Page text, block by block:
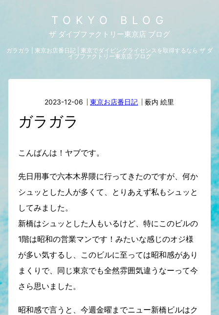
TOKYO BLOG
ザ ダイブファクトリー東京店 ブログ
ガラガラ | 東京お店番日記 | 東京でダイビングライセンスを取得するなら ザ ダ
イブファクトリー東京店 ブログ
2023-12-06 東京お店番日記 薮内 絵里
ガラガラ
こんばんは！ヤブです。
先日用事で六本木界隈に行ってきたのですが、何か
シュッとした人が多くて、とりあえず私もシュッと
してみました。
新橋はシュッとした人もいるけど、特にこのビルの
1階は昭和の営業マンです！みたいな感じのオジ様
が多い気するし、このビルに至っては昭和感があり
まくりで、同じ東京でも全然雰囲気違うなーって今
さら思いました。
昭和感で言うと、今週金曜までニュー新橋ビルはク